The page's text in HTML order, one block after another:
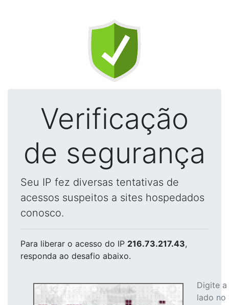
Verificação
de segurança
Seu IP fez diversas tentativas de
acessos suspeitos a sites hospedados
conosco.
Para liberar o acesso do IP 216.73.217.43,
responda ao desafio abaixo.
Digite
lado no